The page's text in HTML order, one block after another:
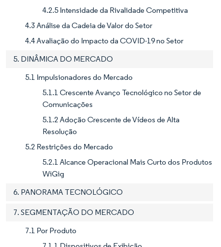
4.2.5 Intensidade da Rivalidade Competitiva
4.3 Análise da Cadeia de Valor do Setor
4.4 Avaliação do Impacto da COVID-19 no Setor
5. DINÂMICA DO MERCADO
5.1 Impulsionadores do Mercado
5.1.1 Crescente Avanço Tecnológico no Setor de
Comunicações
5.1.2 Adoção Crescente de Vídeos de Alta
Resolução
5.2 Restrições do Mercado
5.2.1 Alcance Operacional Mais Curto dos Produtos
WiGig
6. PANORAMA TECNOLÓGICO
7. SEGMENTAÇÃO DO MERCADO
7.1 Por Produto